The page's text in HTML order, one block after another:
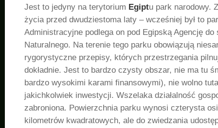
Jest to jedyny na terytorium Egiptu park narodowy.
życia przed dwudziestoma laty – wcześniej był to
Administracyjne podlega on pod Egipską Agencję do
Naturalnego. Na terenie tego parku obowiązują
rygorystyczne przepisy, których przestrzegania
dokładnie. Jest to bardzo czysty obszar, nie ma tu
bardzo wysokimi karami finansowymi), nie wolno
jakichkolwiek inwestycji. Wszelaka działalność
zabroniona. Powierzchnia parku wynosi czterysta
kilometrów kwadratowych, ale do zwiedzania